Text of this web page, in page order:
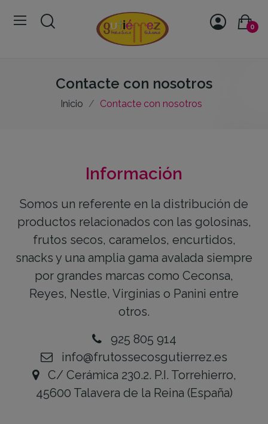
0
Contacte con nosotros
Inicio Contacte con nosotros
Información
Somos un referente en la distribución de
productos relacionados con las golosinas,
frutos secos, caramelos, encurtidos,
snacks y una amplia gama avalada siempre
por grandes marcas como Ceconsa,
Reyes, Nestle, Virginias o Panini entre
otros.
925 805 914
info@frutossecosgutierrez.es
C/ Cerámica 230.2. P.I. Torrehierro,
45600 Talavera de la Reina (España)